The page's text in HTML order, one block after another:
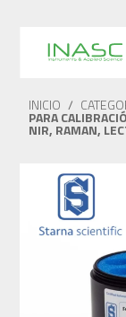
INICIO /
PARA
NIR, RAMAN,